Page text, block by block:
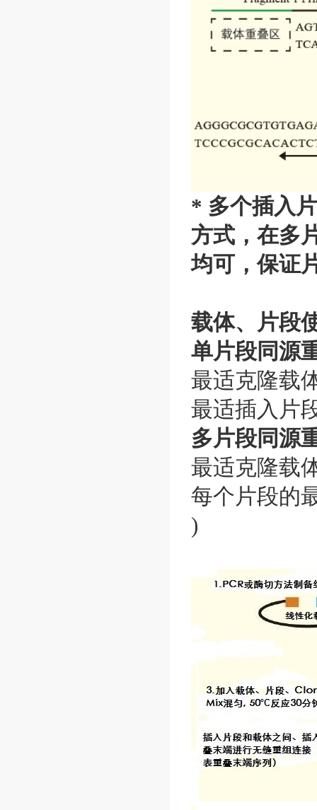
* 多个插入
方式，在多
均可，保证
载体、片段
单片段同源
最适克隆载
最适插入片
多片段同源
最适克隆载
每个片段的
)